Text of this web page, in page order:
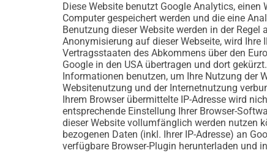
Diese Website benutzt Google Analytics,
Computer gespeichert werden und die eine
Benutzung dieser Website werden in der
Anonymisierung auf dieser Webseite, wird
Vertragsstaaten des Abkommens über den
Google in den USA übertragen und dort
Informationen benutzen, um Ihre Nutzung der
Websitenutzung und der Internetnutzung
Ihrem Browser übermittelte IP-Adresse wird
entsprechende Einstellung Ihrer Browser-
dieser Website vollumfänglich werden nutzen
bezogenen Daten (inkl. Ihrer IP-Adresse) an
verfügbare Browser-Plugin herunterladen und